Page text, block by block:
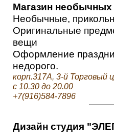
Магазин
Необычные,
Оригинальные
вещи
Оформление
недорого.
корп.317А, 3-й Торговый
с 10.30 до 20.00
+7(916)584-7896
Дизайн студия